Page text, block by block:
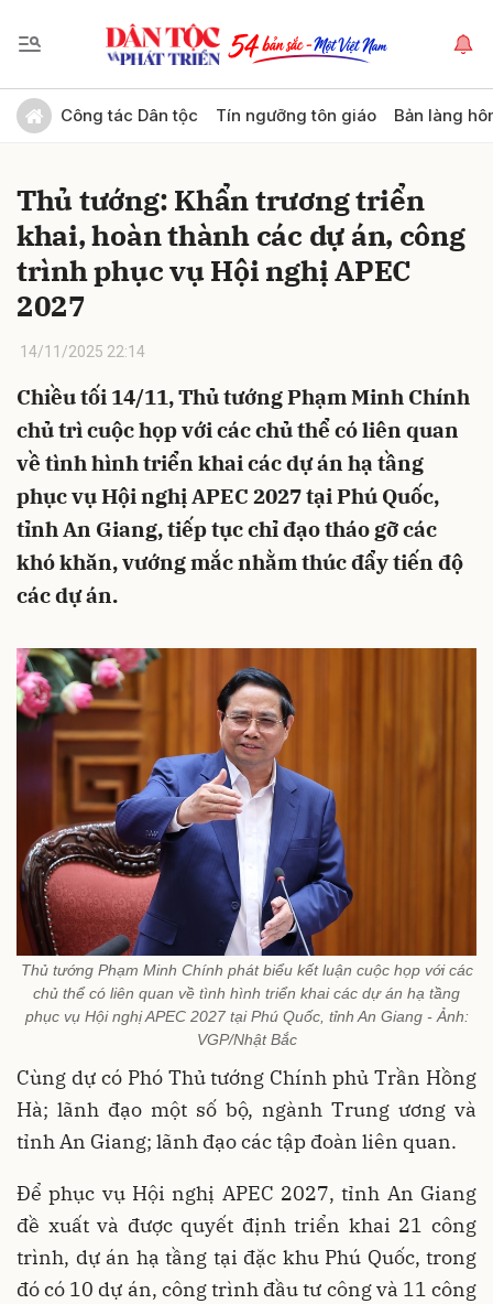
Công tác Dân tộc Tín ngưỡng tôn giáo Bản làng
Thủ tướng: Khẩn trương triển
khai, hoàn thành các dự án, công
trình phục vụ Hội nghị APEC
2027
14/11/2025 22:14
Chiều tối 14/11, Thủ tướng Phạm Minh Chính
chủ trì cuộc họp với các chủ thể có liên quan
về tình hình triển khai các dự án hạ tầng
phục vụ Hội nghị APEC 2027 tại Phú Quốc,
tỉnh An Giang, tiếp tục chỉ đạo tháo gỡ các
khó khăn, vướng mắc nhằm thúc đẩy tiến độ
các dự án.
Thủ tướng Phạm Minh Chính phát biểu kết luận cuộc họp với các
chủ thể có liên quan về tình hình triển khai các dự án hạ tầng
phục vụ Hội nghị APEC 2027 tại Phú Quốc, tỉnh An Giang - Ảnh:
VGP/Nhật Bắc
Cùng dự có Phó Thủ tướng Chính phủ Trần Hồng
Hà; lãnh đạo một số bộ, ngành Trung ương và
tỉnh An Giang; lãnh đạo các tập đoàn liên quan.
Để phục vụ Hội nghị APEC 2027, tỉnh An Giang
đề xuất và được quyết định triển khai 21 công
trình, dự án hạ tầng tại đặc khu Phú Quốc, trong
đó có 10 dự án, công trình đầu tư công và 11 công
Gửi bình luận